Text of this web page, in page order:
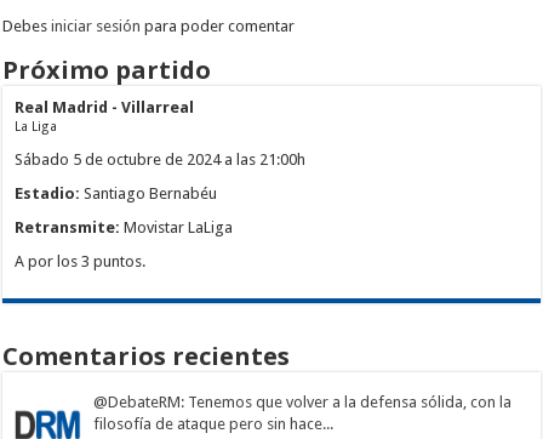
Debesiniciar sesión para poder comentar
Próximo partido
Real Madrid - Villarreal
La Liga
Sábado 5 de octubre de 2024 a las 21:00h
Estadio: Santiago Bernabéu
Retransmite: Movistar LaLiga
A por los 3 puntos.
Comentarios recientes
@DebateRM: Tenemos que volver a la defensa sólida, con la
filosofía de ataque pero sin hace...